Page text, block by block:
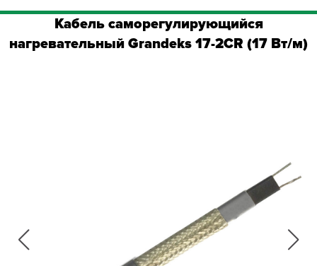
Кабель саморегулирующийся
нагревательный Grandeks 17-2CR (17 Вт/м)